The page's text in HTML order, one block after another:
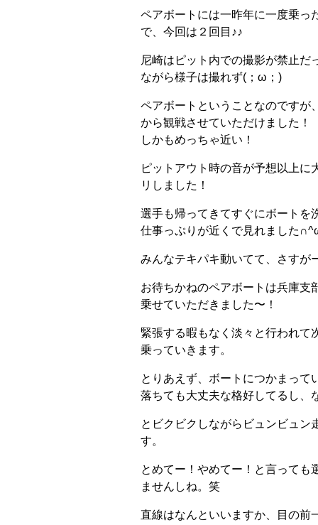
ペアボートには一昨年に一度乗っ
で、今回は２回目♪♪
尼崎はピット内での撮影が禁止だ
ながら様子は撮れず(；ω；)
ペアボートということなのですが
から観戦させていただけました！
しかもめっちゃ近い！
ピットアウト時の音が予想以上に
リしました！
選手も帰ってきてすぐにボートを
仕事っぷりが近くで見れました
みんなテキパキ動いてて、さすが
お待ちかねのペアボートは兵庫支
乗せていただきました〜！
緊張する暇もなく淡々と行われて
乗っていきます。
とりあえず、ボートにつかまって
落ちても大丈夫な格好してるし、
とビクビクしながらビュンビュン
す。
とめてー！やめてー！と言っても
ませんしね。笑
直線はなんといいますか、目の前